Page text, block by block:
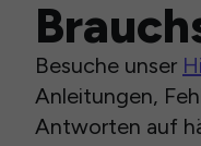
Besuche unser
Anleitungen,
Antworten auf